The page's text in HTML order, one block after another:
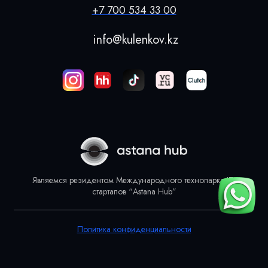
+7 700 534 33 00
info@kulenkov.kz
Являемся резидентом Международного технопарка IT-
стартапов “Astana Hub”
Политика конфиденциальности